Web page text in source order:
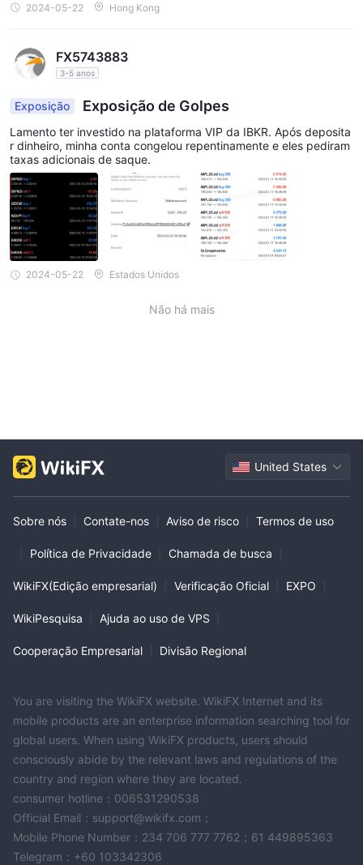
2024-05-22 Hong Kong
FX5743883
3-5 anos
Exposição Exposição de Golpes
Lamento ter investido na plataforma VIP da IBKR. Após deposita
r dinheiro, minha conta congelou repentinamente e eles pediram
taxas adicionais de saque.
2024-05-22 Estados Unidos
Não há mais
United States
Sobre nós Contate-nos Aviso de risco Termos de uso
Política de Privacidade Chamada de busca
WikiFX(Edição empresarial) Verificação Oficial EXPO
WikiPesquisa Ajuda ao uso de VPS
Cooperação Empresarial Divisão Regional
You are visiting the WikiFX website. WikiFX Internet and its
mobile products are an enterprise information searching tool for
global users. When using WikiFX products, users should
consciously abide by the relevant laws and regulations of the
country and region where they are located.
consumer hotline：006531290538
Official Email：support@wikifx.com；
Mobile Phone Number：234 706 777 7762；61 449895363
Telegram：+60 103342306